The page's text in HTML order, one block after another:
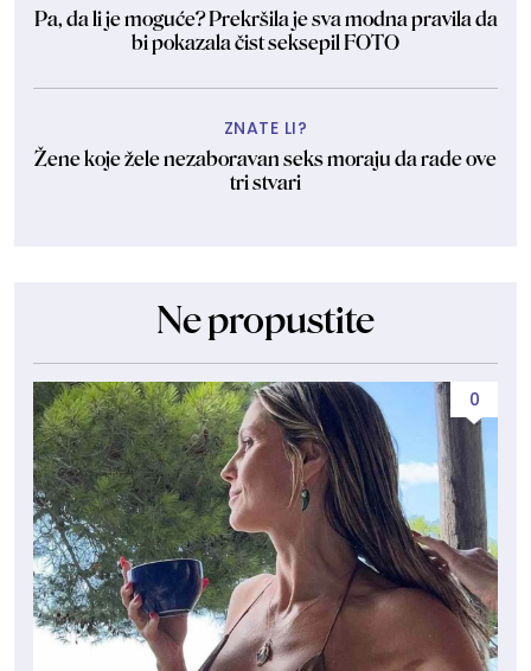
Pa, da li je moguće? Prekršila je sva modna pravila da
bi pokazala čist seksepil FOTO
ZNATE LI?
Žene koje žele nezaboravan seks moraju da rade ove
tri stvari
Ne propustite
0